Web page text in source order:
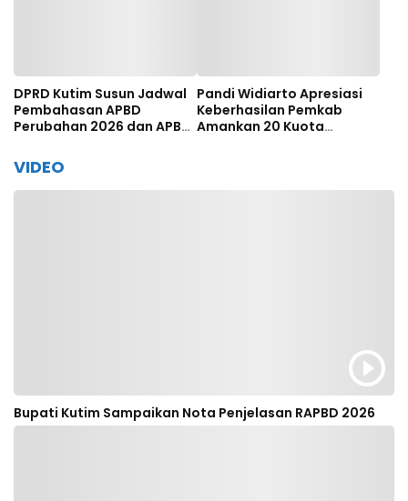
DPRD Kutim Susun Jadwal
Pembahasan APBD
Perubahan 2026 dan APBD
Pandi Widiarto Apresiasi
Keberhasilan Pemkab
Amankan 20 Kuota
VIDEO
Bupati Kutim Sampaikan Nota Penjelasan RAPBD 2026